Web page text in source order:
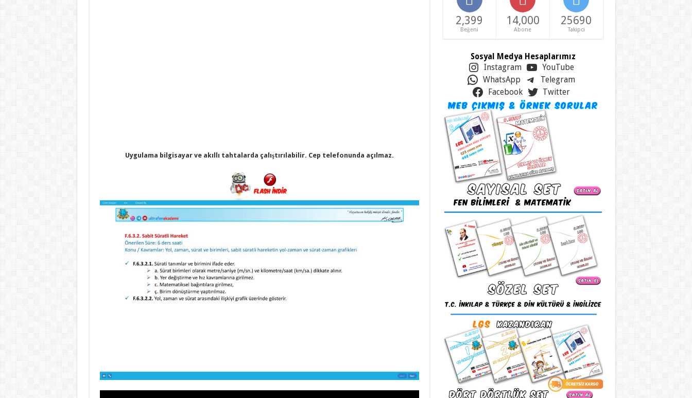
Uygulama bilgisayar ve akıllı tahtalarda çalıştırılabilir. Cep telefonunda açılmaz.
2,399
Beğeni
14,000
Abone
25690
Takipci
Sosyal Medya Hesaplarımız
Instagram
YouTube
WhatsApp
Telegram
Facebook
Twitter